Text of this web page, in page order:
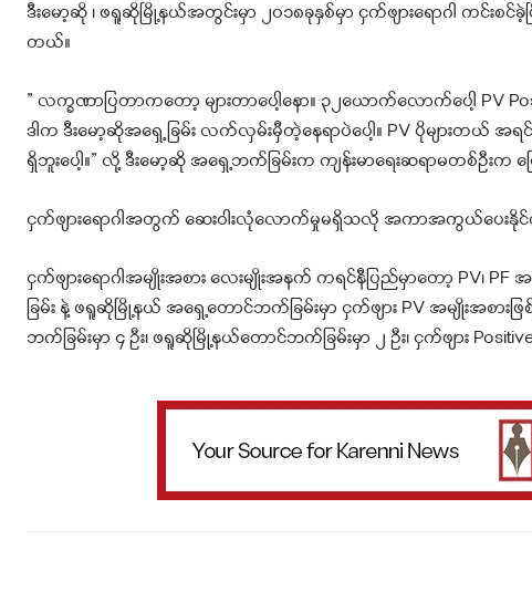
ဒီးမော့ဆို ၊ ဖရူဆိုမြို့နယ်အတွင်းမှာ ၂၀၁၈ခုနှစ်မှာ ငှက်ဖျားရောဂါ ကင်းစ
တယ်။
” လက္ခဏာပြတာကတော့ များတာပေါ့နော။ ၃၂ယောက်လောက်ပေါ့ PV
ဒါက ဒီးမော့ဆိုအရှေ့ခြမ်း လက်လှမ်းမှီတဲ့နေရာပဲပေါ့။ PV ပိုများ
ရှိဘူးပေါ့။” လို့ ဒီးမော့ဆို အရှေ့ဘက်ခြမ်းက ကျန်းမာရေးဆရာမတစ်ဦးက ပ
ငှက်ဖျားရောဂါအတွက် ဆေးဝါးလုံလောက်မှုမရှိသလို အကာအကွယ်ပေ
ငှက်ဖျားရောဂါအမျိုးအစား လေးမျိုးအနက် ကရင်နီပြည်မှာတော့ PV၊
ခြမ်း နဲ့ ဖရူဆိုမြို့နယ် အရှေ့တောင်ဘက်ခြမ်းမှာ ငှက်ဖျား PV အမျိုးအစ
ဘက်ခြမ်းမှာ ၄ ဦး၊ ဖရူဆိုမြို့နယ်တောင်ဘက်ခြမ်းမှာ ၂ ဦး၊ ငှက်ဖျား